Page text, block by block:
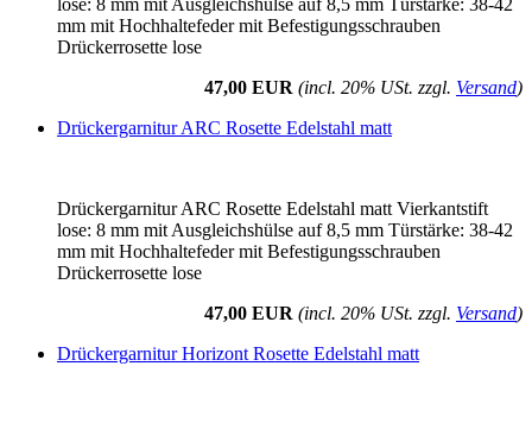
lose: 8 mm mit Ausgleichshülse auf 8,5 mm Türstärke: 38-42
mm mit Hochhaltefeder mit Befestigungsschrauben
Drückerrosette lose
47,00 EUR (incl. 20% USt. zzgl. Versand)
Drückergarnitur ARC Rosette Edelstahl matt
Drückergarnitur ARC Rosette Edelstahl matt Vierkantstift
lose: 8 mm mit Ausgleichshülse auf 8,5 mm Türstärke: 38-42
mm mit Hochhaltefeder mit Befestigungsschrauben
Drückerrosette lose
47,00 EUR (incl. 20% USt. zzgl. Versand)
Drückergarnitur Horizont Rosette Edelstahl matt